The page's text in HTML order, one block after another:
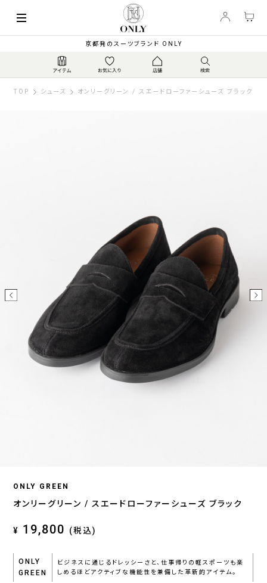
京都発のスーツブランド ONLY
TOP シューズ オンリーグリーン / スエードローファーシューズ ブラック
ONLY GREEN
オンリーグリーン / スエードローファーシューズ ブラック
¥ 19,800 (税込)
ONLY
GREEN
ビジネスに通じるドレッシーさと、仕事帰りの軽スポーツも楽
しめるほどアクティブな機能性を兼備した革新的アイテム。